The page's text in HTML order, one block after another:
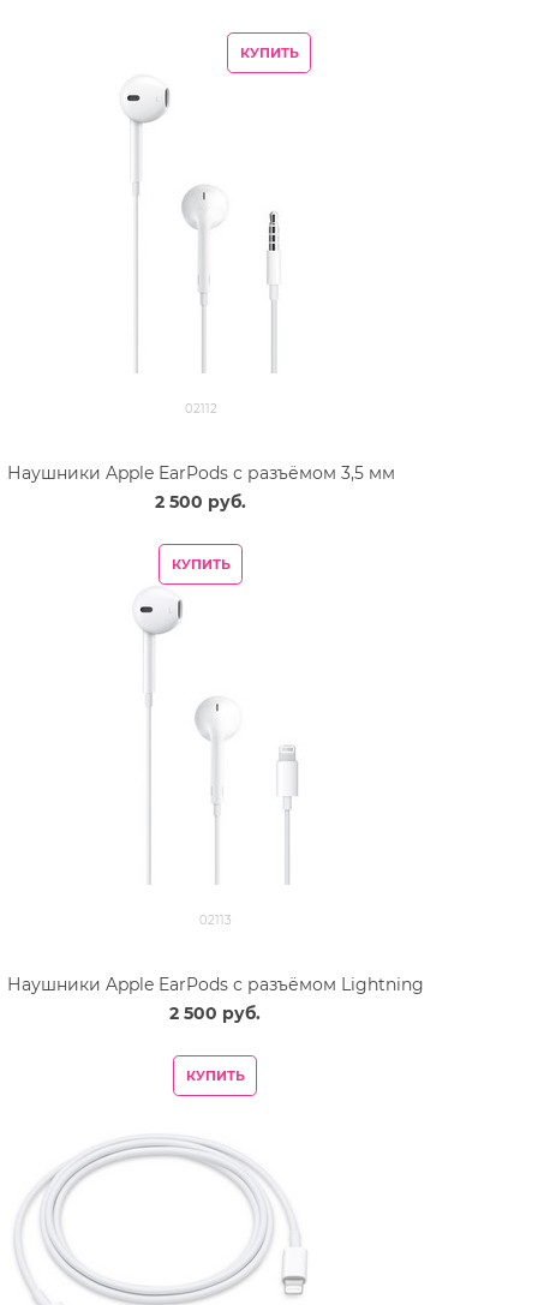
КУПИТЬ
02112
Наушники Apple EarPods с разъёмом 3,5 мм
2 500 руб.
КУПИТЬ
02113
Наушники Apple EarPods с разъёмом Lightning
2 500 руб.
КУПИТЬ